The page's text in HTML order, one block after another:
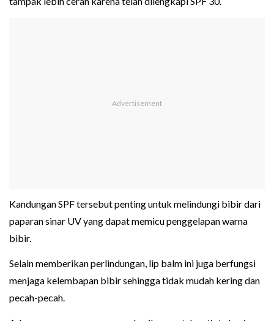
Kandungan SPF tersebut penting untuk melindungi bibir dari
paparan sinar UV yang dapat memicu penggelapan warna
bibir.
Selain memberikan perlindungan, lip balm ini juga berfungsi
menjaga kelembapan bibir sehingga tidak mudah kering dan
pecah-pecah.